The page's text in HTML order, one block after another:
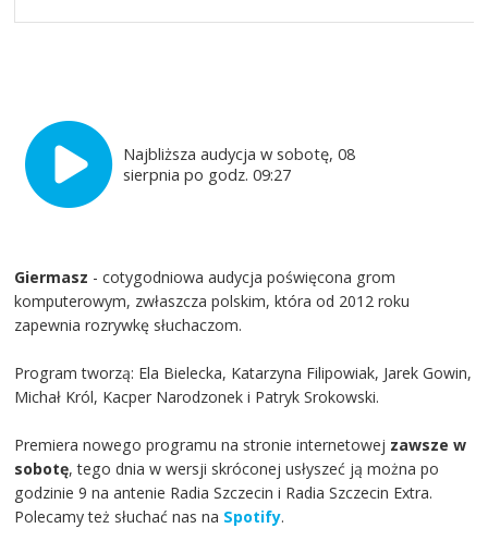
Najbliższa audycja w sobotę, 08
sierpnia po godz. 09:27
Giermasz - cotygodniowa audycja poświęcona grom
komputerowym, zwłaszcza polskim, która od 2012 roku
zapewnia rozrywkę słuchaczom.
Program tworzą: Ela Bielecka, Katarzyna Filipowiak, Jarek Gowin,
Michał Król, Kacper Narodzonek i Patryk Srokowski.
Premiera nowego programu na stronie internetowej zawsze w
sobotę, tego dnia w wersji skróconej usłyszeć ją można po
godzinie 9 na antenie Radia Szczecin i Radia Szczecin Extra.
Polecamy też słuchać nas na Spotify.